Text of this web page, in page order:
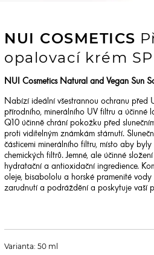
NUI COSMETICS
opalovací krém
NUI Cosmetics Natural and Vegan Sun
Nabízí ideální všestrannou ochranu před
přírodního, minerálního UV filtru a účinné
Q10 účinně chrání pokožku před
proti viditelným známkám stárnutí.
částicemi minerálního filtru, místo aby
chemických filtrů. Jemné, ale účinné
hydratační a antioxidační ingredience.
oleje, bisabololu a horské pramenité
zarudnutí a podráždění a poskytuje vaší
Varianta: 50 ml